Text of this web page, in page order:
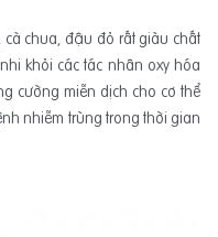
chua, đậu đỏ rất giàu chất
khỏi các tác nhân oxy hóa
cường miễn dịch cho cơ thể
nhiễm trùng trong thời gian